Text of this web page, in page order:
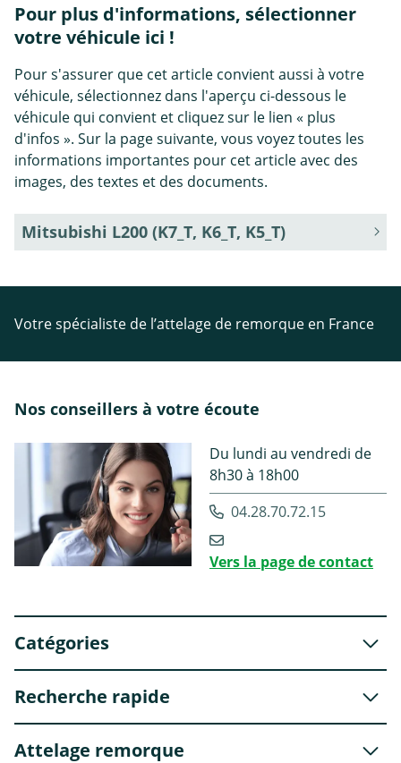
Pour plus d'informations, sélectionner
votre véhicule ici !
Pour s'assurer que cet article convient aussi à votre
véhicule, sélectionnez dans l'aperçu ci-dessous le
véhicule qui convient et cliquez sur le lien « plus
d'infos ». Sur la page suivante, vous voyez toutes les
informations importantes pour cet article avec des
images, des textes et des documents.
Mitsubishi L200 (K7_T, K6_T, K5_T)
Votre spécialiste de l’attelage de remorque en France
Nos conseillers à votre écoute
Du lundi au vendredi de
8h30 à 18h00
04.28.70.72.15
Vers la page de contact
Catégories
Recherche rapide
Attelage remorque